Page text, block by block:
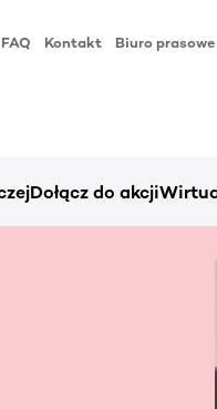
FAQ Kontakt Biuro prasowe
Dołącz do akcji